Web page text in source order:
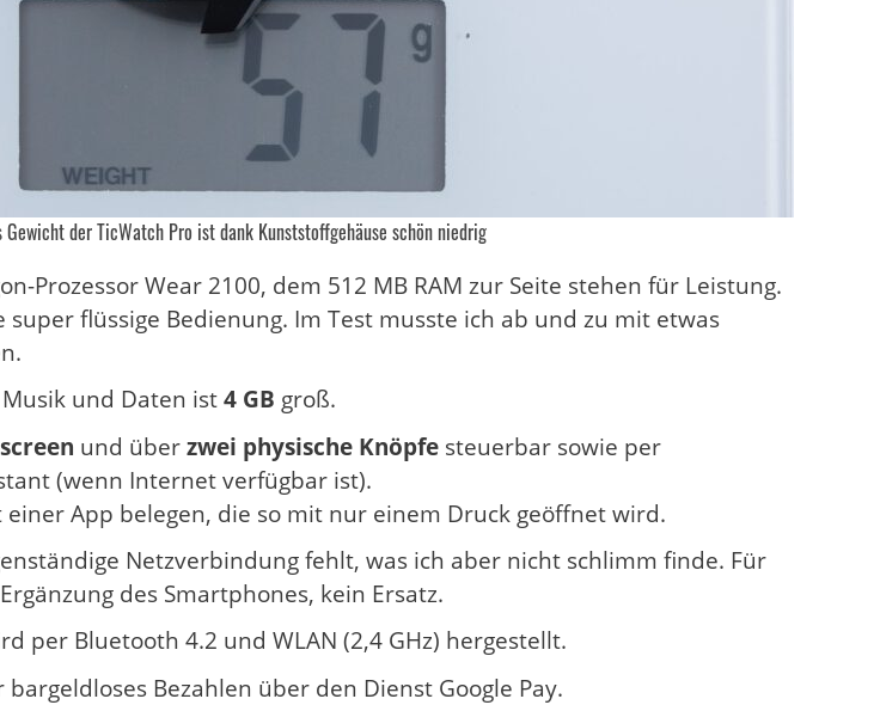
Gewicht der TicWatch Pro ist dank Kunststoffgehäuse schön niedrig
Prozessor Wear 2100, dem 512 MB RAM zur Seite stehen für Leistung.
flüssige Bedienung. Im Test musste ich ab und zu mit etwas
und Daten ist4 GB groß.
und überzwei physische Knöpfe steuerbar sowie per
(wenn Internet verfügbar ist).
App belegen, die so mit nur einem Druck geöffnet wird.
Netzverbindung fehlt, was ich aber nicht schlimm finde. Für
des Smartphones, kein Ersatz.
per Bluetooth 4.2 und WLAN (2,4 GHz) hergestellt.
Bezahlen über den Dienst Google Pay.